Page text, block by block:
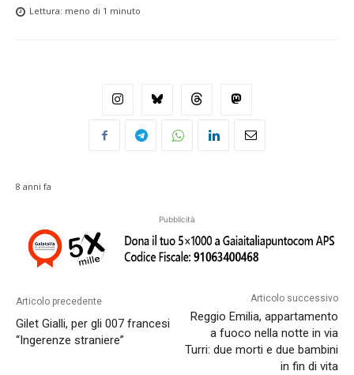
Lettura: meno di 1 minuto
8 anni fa
Pubblicità
Articolo precedente
Gilet Gialli, per gli 007 francesi
“Ingerenze straniere”
Articolo successivo
Reggio Emilia, appartamento
a fuoco nella notte in via
Turri: due morti e due bambini
in fin di vita